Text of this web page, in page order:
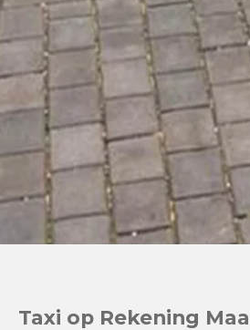
Taxi op Rekening